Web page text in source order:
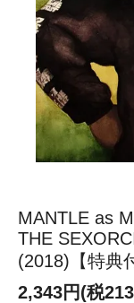
MANTLE as
THE
(2018)【特典
2,343円(税